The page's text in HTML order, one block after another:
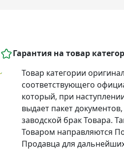
Гарантия на товар
Товар категории
соответствующего
который, при
выдает пакет
заводской брак Товара.
Товаром направляются
Продавца для